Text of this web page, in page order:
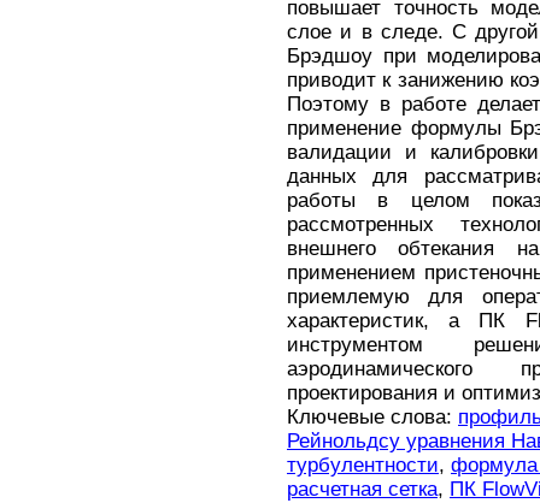
повышает точность
слое и в следе. С
Брэдшоу при
приводит к занижению
Поэтому в работе
применение формулы
валидации и
данных для
работы в целом
рассмотренных
внешнего обтекания
применением
приемлемую для
характеристик, а ПК
инструментом
аэродинамического
проектирования и
Ключевые слова:
Рейнольдсу уравнения
турбулентности,
расчетная сетка, ПК